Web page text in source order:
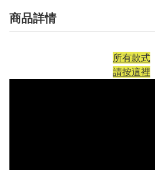
商品詳情
所有款式
請按這裡